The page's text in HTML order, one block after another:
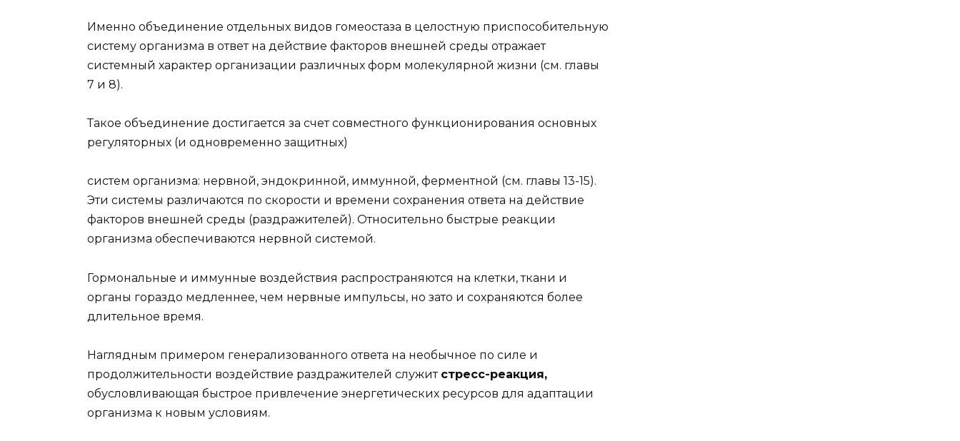
Именно объединение отдельных видов гомеостаза в целостную приспособительную
систему организма в ответ на действие факторов внешней среды отражает
системный характер организации различных форм молекулярной жизни (см. главы
7 и 8).
Такое объединение достигается за счет совместного функционирования основных
регуляторных (и одновременно защитных)
систем организма: нервной, эндокринной, иммунной, ферментной (см. главы 13-15).
Эти системы различаются по скорости и времени сохранения ответа на действие
факторов внешней среды (раздражителей). Относительно быстрые реакции
организма обеспечиваются нервной системой.
Гормональные и иммунные воздействия распространяются на клетки, ткани и
органы гораздо медленнее, чем нервные импульсы, но зато и сохраняются более
длительное время.
Наглядным примером генерализованного ответа на необычное по силе и
продолжительности воздействие раздражителей служит стресс-реакция,
обусловливающая быстрое привлечение энергетических ресурсов для адаптации
организма к новым условиям.